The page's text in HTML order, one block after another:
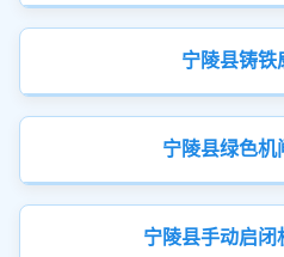
宁陵县铸铁
宁陵县绿色机
宁陵县手动启闭